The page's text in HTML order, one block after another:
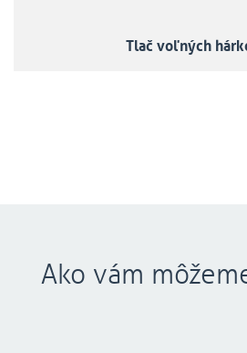
Tlač voľných
Ako vám